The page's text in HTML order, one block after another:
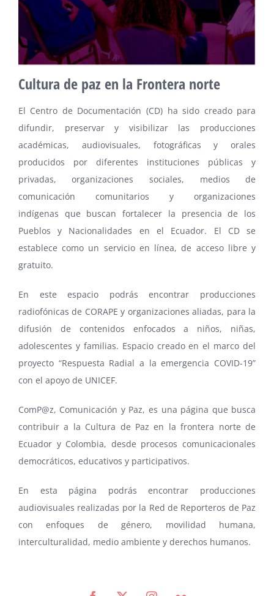
Cultura de paz en la Frontera norte
El Centro de Documentación (CD) ha sido creado para
difundir, preservar y visibilizar las producciones
académicas, audiovisuales, fotográficas y orales
producidos por diferentes instituciones públicas y
privadas, organizaciones sociales, medios de
comunicación comunitarios y organizaciones
indígenas que buscan fortalecer la presencia de los
Pueblos y Nacionalidades en el Ecuador. El CD se
establece como un servicio en línea, de acceso libre y
gratuito.
En este espacio podrás encontrar producciones
radiofónicas de CORAPE y organizaciones aliadas, para la
difusión de contenidos enfocados a niños, niñas,
adolescentes y familias. Espacio creado en el marco del
proyecto “Respuesta Radial a la emergencia COVID-19”
con el apoyo de UNICEF.
ComP@z, Comunicación y Paz, es una página que busca
contribuir a la Cultura de Paz en la frontera norte de
Ecuador y Colombia, desde procesos comunicacionales
democráticos, educativos y participativos.
En esta página podrás encontrar producciones
audiovisuales realizadas por la Red de Reporteros de Paz
con enfoques de género, movilidad humana,
interculturalidad, medio ambiente y derechos humanos.